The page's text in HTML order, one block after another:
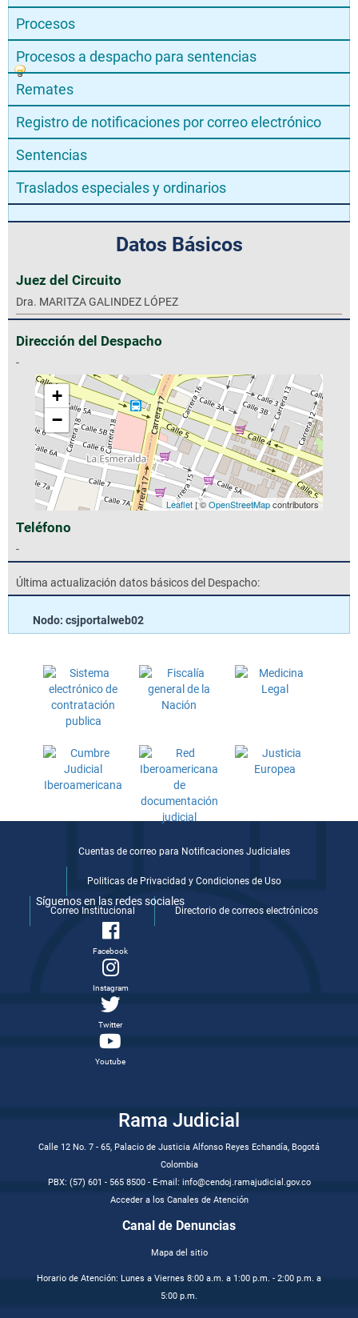
Procesos
Procesos a despacho para sentencias
Remates
Registro de notificaciones por correo electrónico
Sentencias
Traslados especiales y ordinarios
Datos Básicos
Juez del Circuito
Dra. MARITZA GALINDEZ LÓPEZ
Dirección del Despacho
-
+
−
Leaflet| ©OpenStreetMapcontributors
Teléfono
-
Última actualización datos básicos del Despacho:
Nodo: csjportalweb02
Cuentas de correo para Notificaciones Judiciales
Politicas de Privacidad y Condiciones de Uso
Correo Institucional Directorio de correos electrónicos
Síguenos en las redes sociales
Facebook
Instagram
Twitter
Youtube
Rama Judicial
Calle 12 No. 7 - 65, Palacio de Justicia Alfonso Reyes Echandía, Bogotá
Colombia
PBX: (57) 601 - 565 8500 - E-mail: info@cendoj.ramajudicial.gov.co
Acceder a los Canales de Atención
Canal de Denuncias
Mapa del sitio
Horario de Atención: Lunes a Viernes 8:00 a.m. a 1:00 p.m. - 2:00 p.m. a
5:00 p.m.